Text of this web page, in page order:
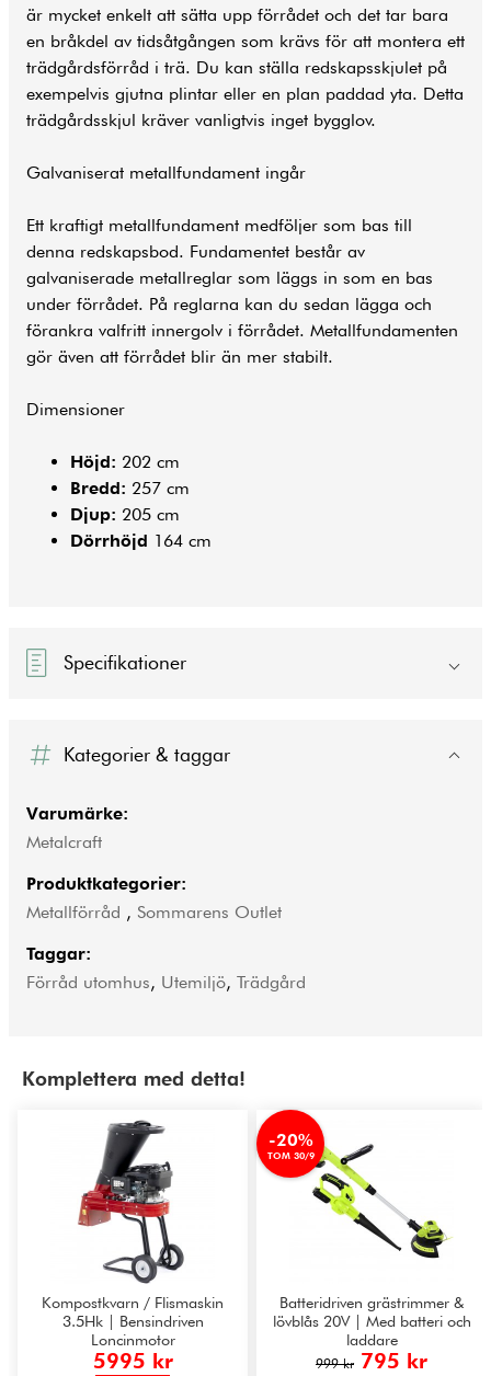
är mycket enkelt att sätta upp förrådet och det tar bara
en bråkdel av tidsåtgången som krävs för att montera ett
trädgårdsförråd i trä. Du kan ställa redskapsskjulet på
exempelvis gjutna plintar eller en plan paddad yta. Detta
trädgårdsskjul kräver vanligtvis inget bygglov.
Galvaniserat metallfundament ingår
Ett kraftigt metallfundament medföljer som bas till
denna redskapsbod. Fundamentet består av
galvaniserade metallreglar som läggs in som en bas
under förrådet. På reglarna kan du sedan lägga och
förankra valfritt innergolv i förrådet. Metallfundamenten
gör även att förrådet blir än mer stabilt.
Dimensioner
Höjd: 202 cm
Bredd: 257 cm
Djup: 205 cm
Dörrhöjd 164 cm
Specifikationer
Kategorier & taggar
Varumärke:
Metalcraft
Produktkategorier:
Metallförråd , Sommarens Outlet
Taggar:
Förråd utomhus, Utemiljö, Trädgård
Komplettera med detta!
Kompostkvarn / Flismaskin
3.5Hk | Bensindriven
Loncinmotor
5995 kr
-20%
TOM 30/9
Batteridriven grästrimmer &
lövblås 20V | Med batteri och
laddare
999 kr 795 kr